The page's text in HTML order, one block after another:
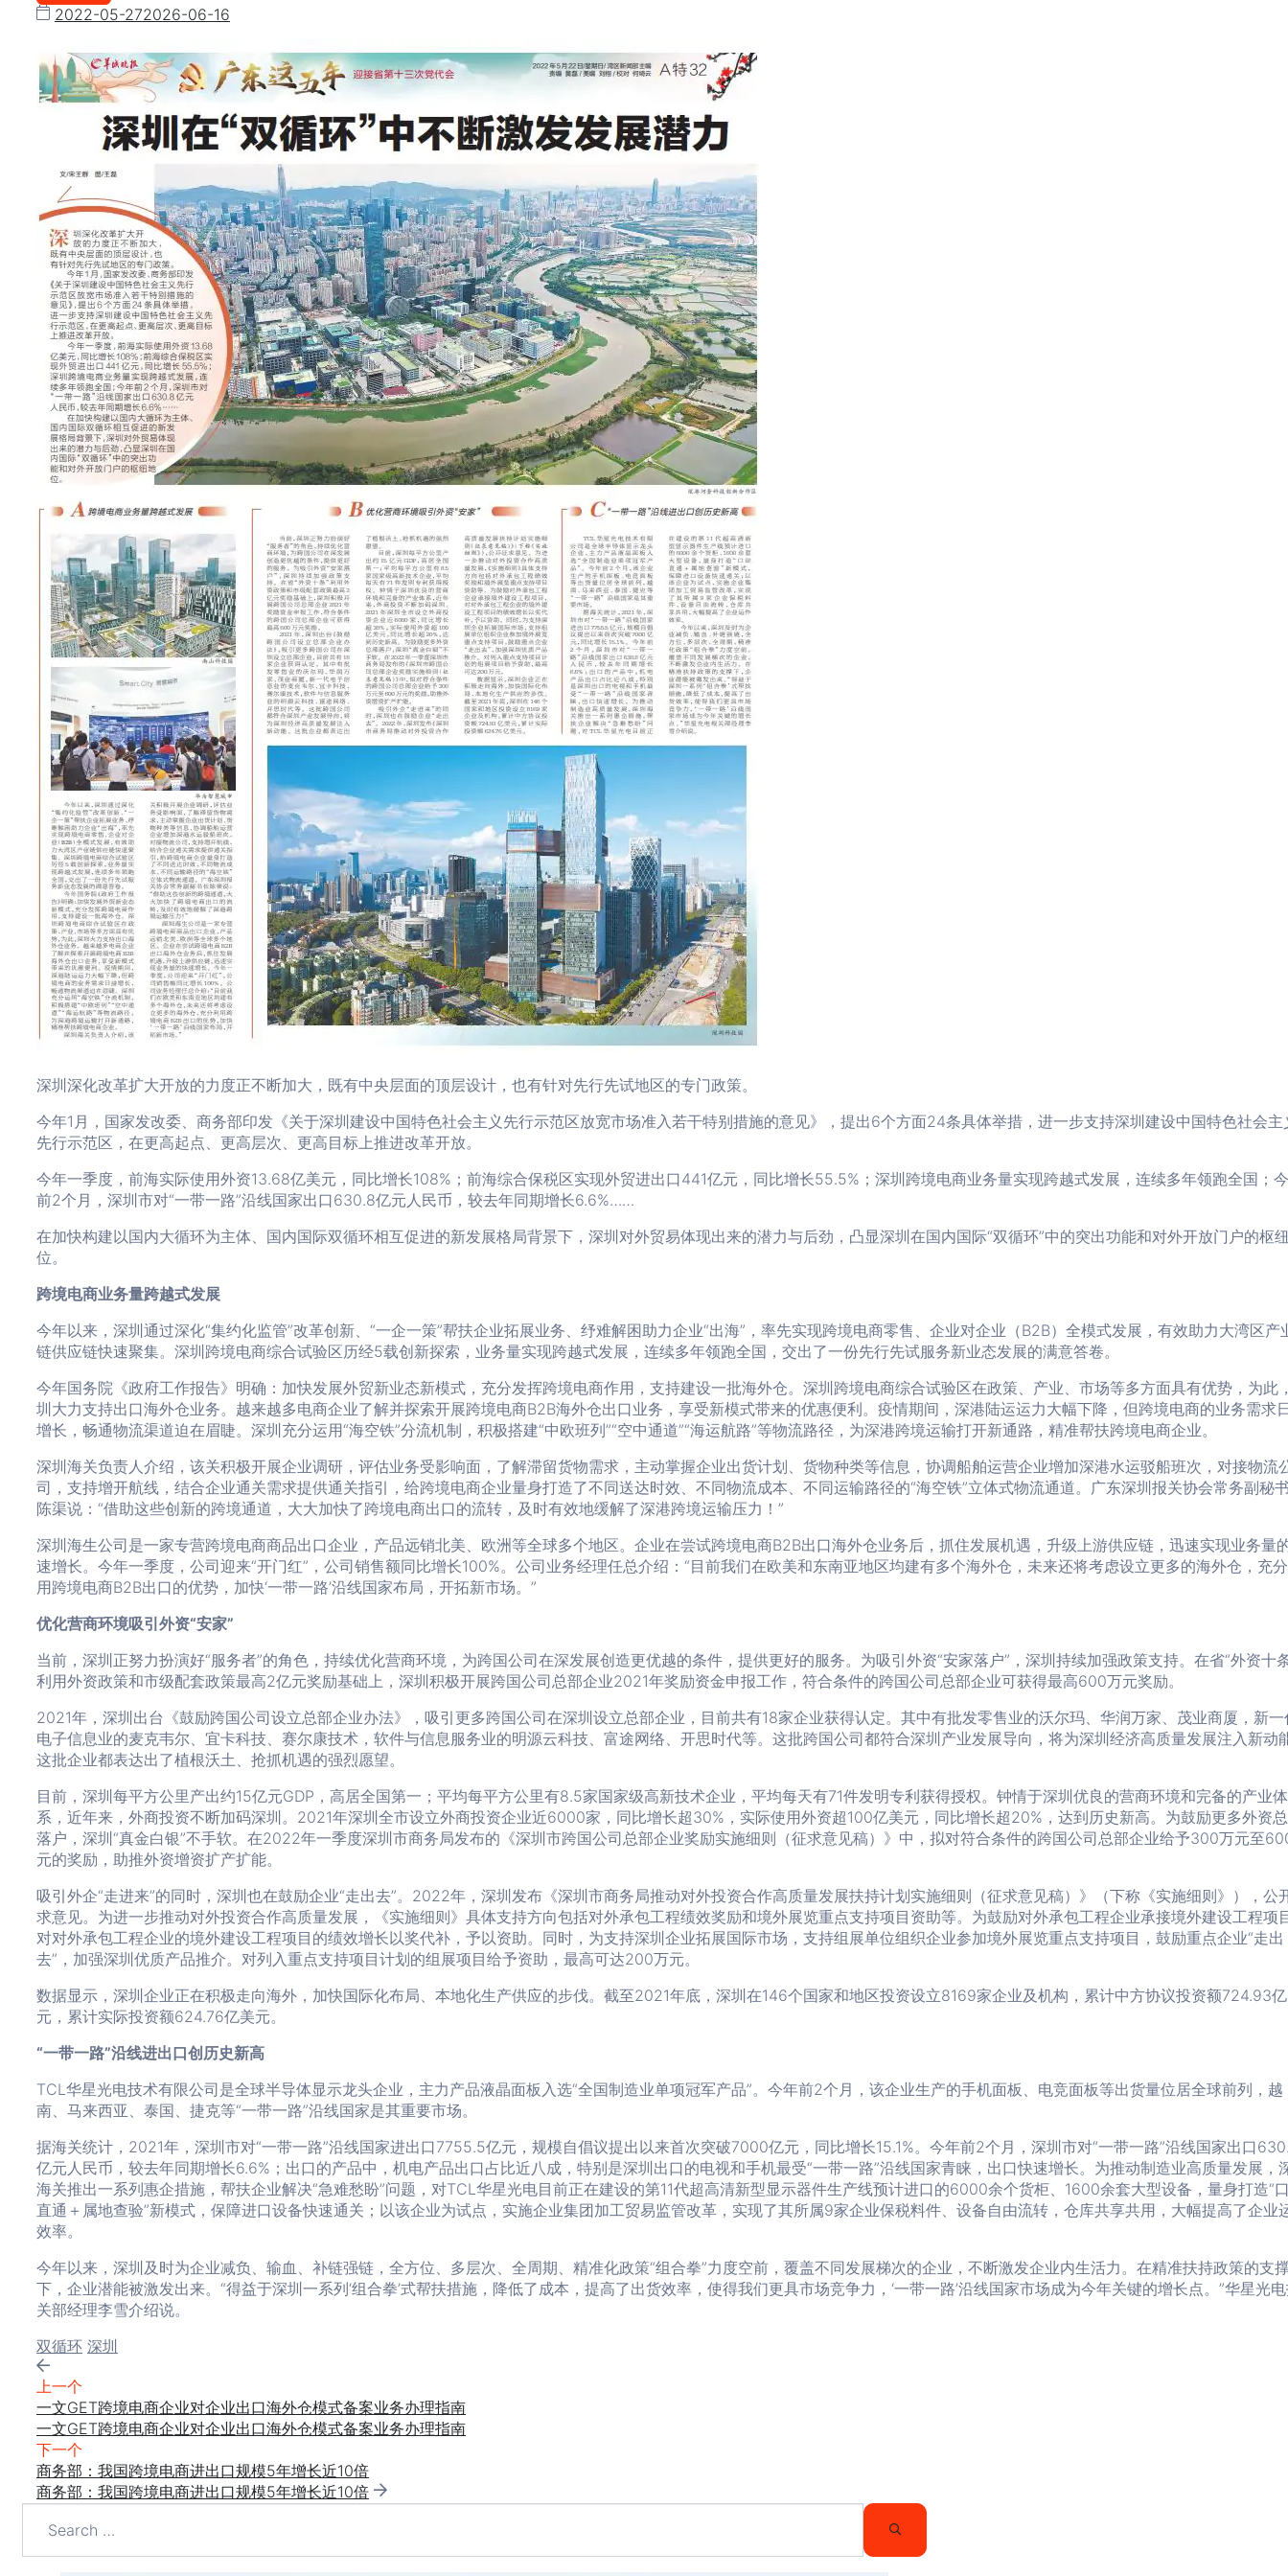
2022-05-272026-06-16
深圳深化改革扩大开放的力度正不断加大，既有中央层面的顶层设计，也有针对先行先试地区的专门政策。
今年1月，国家发改委、商务部印发《关于深圳建设中国特色社会主义先行示范区放宽市场准入若干特别措施的意见》，提出6个方面24条具体举措，进一步支持深圳建设中国特色社会主
先行示范区，在更高起点、更高层次、更高目标上推进改革开放。
今年一季度，前海实际使用外资13.68亿美元，同比增长108%；前海综合保税区实现外贸进出口441亿元，同比增长55.5%；深圳跨境电商业务量实现跨越式发展，连续多年领跑全国；
前2个月，深圳市对“一带一路”沿线国家出口630.8亿元人民币，较去年同期增长6.6%……
在加快构建以国内大循环为主体、国内国际双循环相互促进的新发展格局背景下，深圳对外贸易体现出来的潜力与后劲，凸显深圳在国内国际“双循环”中的突出功能和对外开放门户的枢
位。
跨境电商业务量跨越式发展
今年以来，深圳通过深化“集约化监管”改革创新、“一企一策”帮扶企业拓展业务、纾难解困助力企业“出海”，率先实现跨境电商零售、企业对企业（B2B）全模式发展，有效助力大湾区产
链供应链快速聚集。深圳跨境电商综合试验区历经5载创新探索，业务量实现跨越式发展，连续多年领跑全国，交出了一份先行先试服务新业态发展的满意答卷。
今年国务院《政府工作报告》明确：加快发展外贸新业态新模式，充分发挥跨境电商作用，支持建设一批海外仓。深圳跨境电商综合试验区在政策、产业、市场等多方面具有优势，为此
圳大力支持出口海外仓业务。越来越多电商企业了解并探索开展跨境电商B2B海外仓出口业务，享受新模式带来的优惠便利。疫情期间，深港陆运运力大幅下降，但跨境电商的业务需求
增长，畅通物流渠道迫在眉睫。深圳充分运用“海空铁”分流机制，积极搭建“中欧班列”“空中通道”“海运航路”等物流路径，为深港跨境运输打开新通路，精准帮扶跨境电商企业。
深圳海关负责人介绍，该关积极开展企业调研，评估业务受影响面，了解滞留货物需求，主动掌握企业出货计划、货物种类等信息，协调船舶运营企业增加深港水运驳船班次，对接物流
司，支持增开航线，结合企业通关需求提供通关指引，给跨境电商企业量身打造了不同送达时效、不同物流成本、不同运输路径的“海空铁”立体式物流通道。广东深圳报关协会常务副秘
陈渠说：“借助这些创新的跨境通道，大大加快了跨境电商出口的流转，及时有效地缓解了深港跨境运输压力！”
深圳海生公司是一家专营跨境电商商品出口企业，产品远销北美、欧洲等全球多个地区。企业在尝试跨境电商B2B出口海外仓业务后，抓住发展机遇，升级上游供应链，迅速实现业务量
速增长。今年一季度，公司迎来“开门红”，公司销售额同比增长100%。公司业务经理任总介绍：“目前我们在欧美和东南亚地区均建有多个海外仓，未来还将考虑设立更多的海外仓，充
用跨境电商B2B出口的优势，加快‘一带一路’沿线国家布局，开拓新市场。”
优化营商环境吸引外资“安家”
当前，深圳正努力扮演好“服务者”的角色，持续优化营商环境，为跨国公司在深发展创造更优越的条件，提供更好的服务。为吸引外资“安家落户”，深圳持续加强政策支持。在省“外资十
利用外资政策和市级配套政策最高2亿元奖励基础上，深圳积极开展跨国公司总部企业2021年奖励资金申报工作，符合条件的跨国公司总部企业可获得最高600万元奖励。
2021年，深圳出台《鼓励跨国公司设立总部企业办法》，吸引更多跨国公司在深圳设立总部企业，目前共有18家企业获得认定。其中有批发零售业的沃尔玛、华润万家、茂业商厦，新一
电子信息业的麦克韦尔、宜卡科技、赛尔康技术，软件与信息服务业的明源云科技、富途网络、开思时代等。这批跨国公司都符合深圳产业发展导向，将为深圳经济高质量发展注入新动
这批企业都表达出了植根沃土、抢抓机遇的强烈愿望。
目前，深圳每平方公里产出约15亿元GDP，高居全国第一；平均每平方公里有8.5家国家级高新技术企业，平均每天有71件发明专利获得授权。钟情于深圳优良的营商环境和完备的产业体
系，近年来，外商投资不断加码深圳。2021年深圳全市设立外商投资企业近6000家，同比增长超30%，实际使用外资超100亿美元，同比增长超20%，达到历史新高。为鼓励更多外资
落户，深圳“真金白银”不手软。在2022年一季度深圳市商务局发布的《深圳市跨国公司总部企业奖励实施细则（征求意见稿）》中，拟对符合条件的跨国公司总部企业给予300万元至
元的奖励，助推外资增资扩产扩能。
吸引外企“走进来”的同时，深圳也在鼓励企业“走出去”。2022年，深圳发布《深圳市商务局推动对外投资合作高质量发展扶持计划实施细则（征求意见稿）》（下称《实施细则》），公
求意见。为进一步推动对外投资合作高质量发展，《实施细则》具体支持方向包括对外承包工程绩效奖励和境外展览重点支持项目资助等。为鼓励对外承包工程企业承接境外建设工程项
对对外承包工程企业的境外建设工程项目的绩效增长以奖代补，予以资助。同时，为支持深圳企业拓展国际市场，支持组展单位组织企业参加境外展览重点支持项目，鼓励重点企业“走出
去”，加强深圳优质产品推介。对列入重点支持项目计划的组展项目给予资助，最高可达200万元。
数据显示，深圳企业正在积极走向海外，加快国际化布局、本地化生产供应的步伐。截至2021年底，深圳在146个国家和地区投资设立8169家企业及机构，累计中方协议投资额724.93
元，累计实际投资额624.76亿美元。
“一带一路”沿线进出口创历史新高
TCL华星光电技术有限公司是全球半导体显示龙头企业，主力产品液晶面板入选“全国制造业单项冠军产品”。今年前2个月，该企业生产的手机面板、电竞面板等出货量位居全球前列，越
南、马来西亚、泰国、捷克等“一带一路”沿线国家是其重要市场。
据海关统计，2021年，深圳市对“一带一路”沿线国家进出口7755.5亿元，规模自倡议提出以来首次突破7000亿元，同比增长15.1%。今年前2个月，深圳市对“一带一路”沿线国家出口
亿元人民币，较去年同期增长6.6%；出口的产品中，机电产品出口占比近八成，特别是深圳出口的电视和手机最受“一带一路”沿线国家青睐，出口快速增长。为推动制造业高质量发展，
海关推出一系列惠企措施，帮扶企业解决“急难愁盼”问题，对TCL华星光电目前正在建设的第11代超高清新型显示器件生产线预计进口的6000余个货柜、1600余套大型设备，量身打造“
直通＋属地查验”新模式，保障进口设备快速通关；以该企业为试点，实施企业集团加工贸易监管改革，实现了其所属9家企业保税料件、设备自由流转，仓库共享共用，大幅提高了企业
效率。
今年以来，深圳及时为企业减负、输血、补链强链，全方位、多层次、全周期、精准化政策“组合拳”力度空前，覆盖不同发展梯次的企业，不断激发企业内生活力。在精准扶持政策的支
下，企业潜能被激发出来。“得益于深圳一系列‘组合拳’式帮扶措施，降低了成本，提高了出货效率，使得我们更具市场竞争力，‘一带一路’沿线国家市场成为今年关键的增长点。”华星光
关部经理李雪介绍说。
Tags:
双循环 深圳
上一个
一文GET跨境电商企业对企业出口海外仓模式备案业务办理指南
一文GET跨境电商企业对企业出口海外仓模式备案业务办理指南
下一个
商务部：我国跨境电商进出口规模5年增长近10倍
商务部：我国跨境电商进出口规模5年增长近10倍
SEARCH